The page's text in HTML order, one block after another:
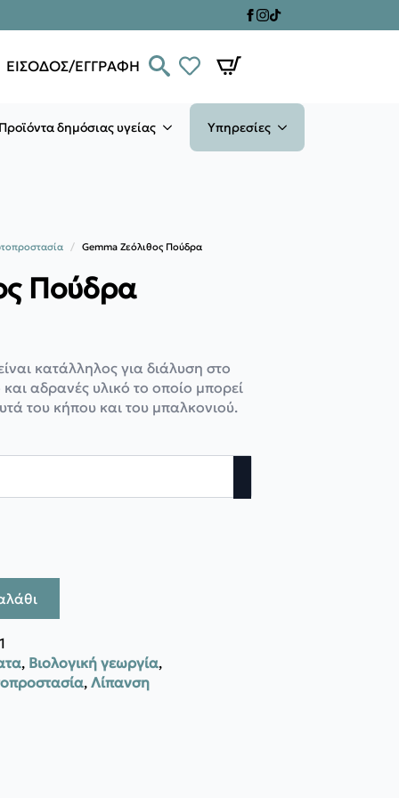
ΕΙΣΟΔΟΣ/ΕΓΓΡΑΦΗ
δημόσιας υγείας Υπηρεσίες
Gemma Ζεόλιθος Πούδρα
Πούδρα
κατάλληλος για διάλυση στο
αδρανές υλικό το οποίο μπορεί
του κήπου και του μπαλκονιού.
, Βιολογική γεωργία,
, Λίπανση